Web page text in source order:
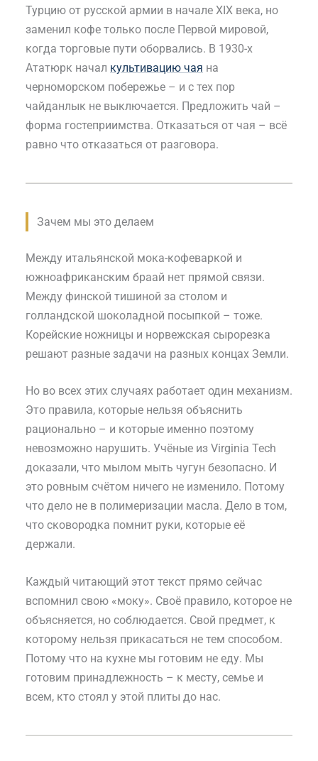
Турцию от русской армии в начале XIX века, но
заменил кофе только после Первой мировой,
когда торговые пути оборвались. В 1930-х
Ататюрк начал культивацию чая на
черноморском побережье – и с тех пор
чайданлык не выключается. Предложить чай –
форма гостеприимства. Отказаться от чая – всё
равно что отказаться от разговора.
Зачем мы это делаем
Между итальянской мока-кофеваркой и
южноафриканским браай нет прямой связи.
Между финской тишиной за столом и
голландской шоколадной посыпкой – тоже.
Корейские ножницы и норвежская сырорезка
решают разные задачи на разных концах Земли.
Но во всех этих случаях работает один механизм.
Это правила, которые нельзя объяснить
рационально – и которые именно поэтому
невозможно нарушить. Учёные из Virginia Tech
доказали, что мылом мыть чугун безопасно. И
это ровным счётом ничего не изменило. Потому
что дело не в полимеризации масла. Дело в том,
что сковородка помнит руки, которые её
держали.
Каждый читающий этот текст прямо сейчас
вспомнил свою «моку». Своё правило, которое не
объясняется, но соблюдается. Свой предмет, к
которому нельзя прикасаться не тем способом.
Потому что на кухне мы готовим не еду. Мы
готовим принадлежность – к месту, семье и
всем, кто стоял у этой плиты до нас.